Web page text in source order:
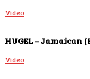
Video
HUGEL – Jamaican
Video